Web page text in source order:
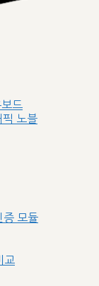
드
노블
모듈
교